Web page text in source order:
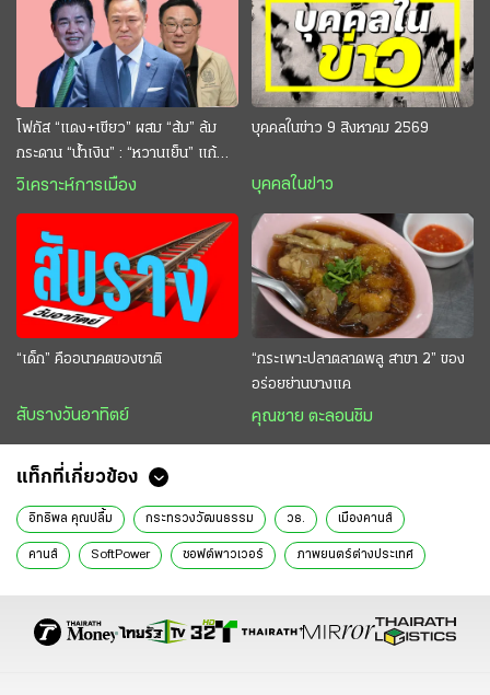
โฟกัส “แดง+เขียว” ผสม “ส้ม” ล้ม
กระดาน “นํ้าเงิน” : “หวานเย็น” แก้
กระหาย “อนุทิน” ดักตีกินสบาย
วิเคราะห์การเมือง
บุคคลในข่าว 9 สิงหาคม 2569
บุคคลในข่าว
“เด็ก” คืออนาคตของชาติ
สับรางวันอาทิตย์
“กระเพาะปลาตลาดพลู สาขา 2” ของ
อร่อยย่านบางแค
คุณชาย ตะลอนชิม
แท็กที่เกี่ยวข้อง
อิทธิพล คุณปลื้ม กระทรวงวัฒนธรรม วธ. เมืองคานส์
คานส์ SoftPower ซอฟต์พาวเวอร์ ภาพยนตร์ต่างประเทศ